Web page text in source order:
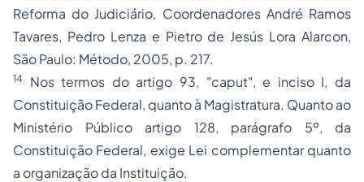
Reforma do Judiciário, Coordenadores André Ramos
Tavares, Pedro Lenza e Pietro de Jesús Lora Alarcon,
São Paulo: Método, 2005, p. 217.
14
Nos termos do artigo 93, "caput", e inciso I, da
Constituição Federal, quanto à Magistratura. Quanto ao
Ministério Público artigo 128, parágrafo 5º, da
Constituição Federal, exige Lei complementar quanto
a organização da Instituição.